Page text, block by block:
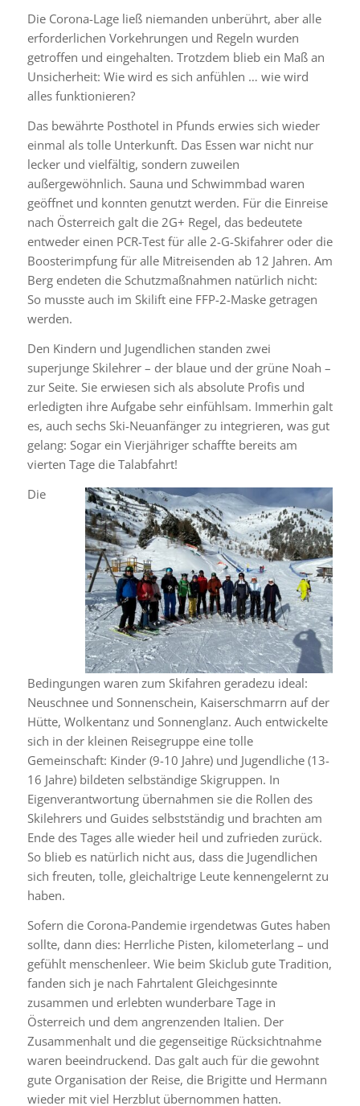
Die Corona-Lage ließ niemanden unberührt, aber alle
erforderlichen Vorkehrungen und Regeln wurden
getroffen und eingehalten. Trotzdem blieb ein Maß an
Unsicherheit: Wie wird es sich anfühlen … wie wird
alles funktionieren?
Das bewährte Posthotel in Pfunds erwies sich wieder
einmal als tolle Unterkunft. Das Essen war nicht nur
lecker und vielfältig, sondern zuweilen
außergewöhnlich. Sauna und Schwimmbad waren
geöffnet und konnten genutzt werden. Für die Einreise
nach Österreich galt die 2G+ Regel, das bedeutete
entweder einen PCR-Test für alle 2-G-Skifahrer oder die
Boosterimpfung für alle Mitreisenden ab 12 Jahren. Am
Berg endeten die Schutzmaßnahmen natürlich nicht:
So musste auch im Skilift eine FFP-2-Maske getragen
werden.
Den Kindern und Jugendlichen standen zwei
superjunge Skilehrer – der blaue und der grüne Noah –
zur Seite. Sie erwiesen sich als absolute Profis und
erledigten ihre Aufgabe sehr einfühlsam. Immerhin galt
es, auch sechs Ski-Neuanfänger zu integrieren, was gut
gelang: Sogar ein Vierjähriger schaffte bereits am
vierten Tage die Talabfahrt!
Die
Bedingungen waren zum Skifahren geradezu ideal:
Neuschnee und Sonnenschein, Kaiserschmarrn auf der
Hütte, Wolkentanz und Sonnenglanz. Auch entwickelte
sich in der kleinen Reisegruppe eine tolle
Gemeinschaft: Kinder (9-10 Jahre) und Jugendliche (13-
16 Jahre) bildeten selbständige Skigruppen. In
Eigenverantwortung übernahmen sie die Rollen des
Skilehrers und Guides selbstständig und brachten am
Ende des Tages alle wieder heil und zufrieden zurück.
So blieb es natürlich nicht aus, dass die Jugendlichen
sich freuten, tolle, gleichaltrige Leute kennengelernt zu
haben.
Sofern die Corona-Pandemie irgendetwas Gutes haben
sollte, dann dies: Herrliche Pisten, kilometerlang – und
gefühlt menschenleer. Wie beim Skiclub gute Tradition,
fanden sich je nach Fahrtalent Gleichgesinnte
zusammen und erlebten wunderbare Tage in
Österreich und dem angrenzenden Italien. Der
Zusammenhalt und die gegenseitige Rücksichtnahme
waren beeindruckend. Das galt auch für die gewohnt
gute Organisation der Reise, die Brigitte und Hermann
wieder mit viel Herzblut übernommen hatten.